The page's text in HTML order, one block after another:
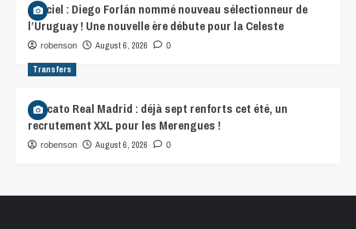
Officiel : Diego Forlán nommé nouveau sélectionneur de
l’Uruguay ! Une nouvelle ère débute pour la Celeste
robenson August 6, 2026 0
Transfers
Mercato Real Madrid : déjà sept renforts cet été, un
recrutement XXL pour les Merengues !
robenson August 6, 2026 0